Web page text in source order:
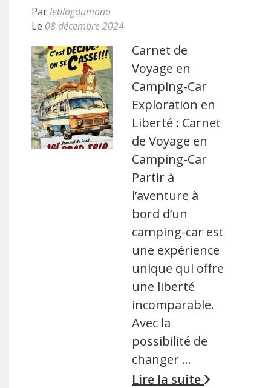
Parleblogdumono
Le 08 décembre 2024
Carnet de
Voyage en
Camping-Car
Exploration en
Liberté : Carnet
de Voyage en
Camping-Car
Partir à
l’aventure à
bord d’un
camping-car est
une expérience
unique qui offre
une liberté
incomparable.
Avec la
possibilité de
changer …
Lire la suite